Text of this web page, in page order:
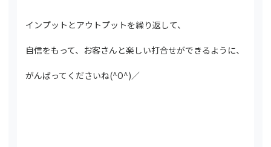
インプットとアウトプットを繰り返して、
自信をもって、お客さんと楽しい打合せができるように、
がんばってくださいね(^O^)／